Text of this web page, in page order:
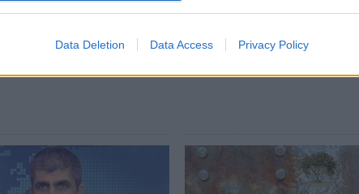
Data Deletion Data Access Privacy Policy